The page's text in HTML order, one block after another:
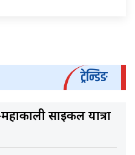
ट्रेन्डिङ
साइकल यात्रा